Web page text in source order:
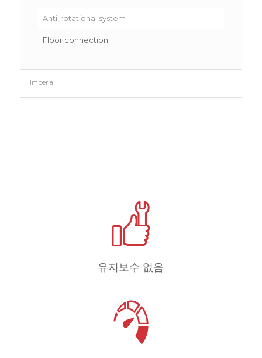
Anti-rotational system
Floor connection
Imperial
유지보수 없음